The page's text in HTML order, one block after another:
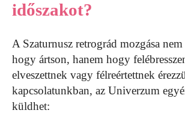
időszakot?
A Szaturnusz retrográd mozgása
hogy ártson, hanem hogy
elveszettnek vagy félreértettnek
kapcsolatunkban, az Univerzum
küldhet: